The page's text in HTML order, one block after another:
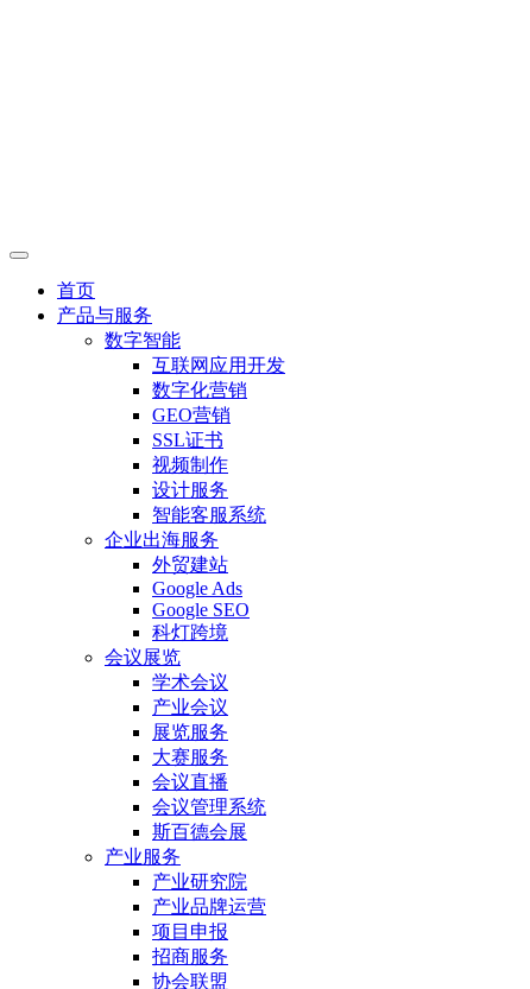
首页
产品与服务
数字智能
互联网应用开发
数字化营销
GEO营销
SSL证书
视频制作
设计服务
智能客服系统
企业出海服务
外贸建站
Google Ads
Google SEO
科灯跨境
会议展览
学术会议
产业会议
展览服务
大赛服务
会议直播
会议管理系统
斯百德会展
产业服务
产业研究院
产业品牌运营
项目申报
招商服务
协会联盟